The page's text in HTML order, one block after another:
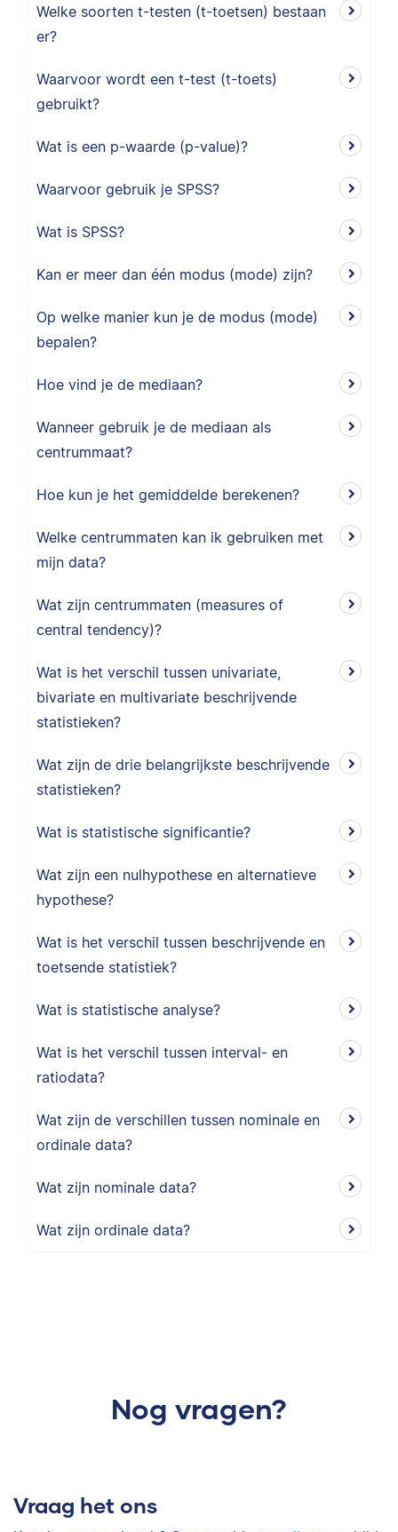
Welke soorten t-testen (t-toetsen) bestaan
er?
Waarvoor wordt een t-test (t-toets)
gebruikt?
Wat is een p-waarde (p-value)?
Waarvoor gebruik je SPSS?
Wat is SPSS?
Kan er meer dan één modus (mode) zijn?
Op welke manier kun je de modus (mode)
bepalen?
Hoe vind je de mediaan?
Wanneer gebruik je de mediaan als
centrummaat?
Hoe kun je het gemiddelde berekenen?
Welke centrummaten kan ik gebruiken met
mijn data?
Wat zijn centrummaten (measures of
central tendency)?
Wat is het verschil tussen univariate,
bivariate en multivariate beschrijvende
statistieken?
Wat zijn de drie belangrijkste beschrijvende
statistieken?
Wat is statistische significantie?
Wat zijn een nulhypothese en alternatieve
hypothese?
Wat is het verschil tussen beschrijvende en
toetsende statistiek?
Wat is statistische analyse?
Wat is het verschil tussen interval- en
ratiodata?
Wat zijn de verschillen tussen nominale en
ordinale data?
Wat zijn nominale data?
Wat zijn ordinale data?
Nog vragen?
Vraag het ons